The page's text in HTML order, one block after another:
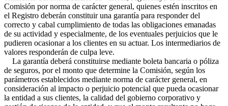
Comisión por norma de carácter general, quienes estén inscritos en
el Registro deberán constituir una garantía para responder del
correcto y cabal cumplimiento de todas las obligaciones emanadas
de su actividad y especialmente, de los eventuales perjuicios que le
pudieren ocasionar a los clientes en su actuar. Los intermediarios de
valores responderán de culpa leve.
La garantía deberá constituirse mediante boleta bancaria o póliza
de seguros, por el monto que determine la Comisión, según los
parámetros establecidos mediante norma de carácter general, en
consideración al impacto o perjuicio potencial que pueda ocasionar
la entidad a sus clientes, la calidad del gobierno corporativo y